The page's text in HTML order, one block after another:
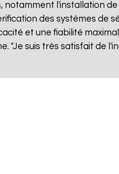
l'installation
des systèmes de
et une fiabilité
"Je suis très satisfait de